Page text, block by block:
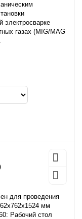
электросварке
газах (MIG/MAG
для проведения
мм
Рабочий стол